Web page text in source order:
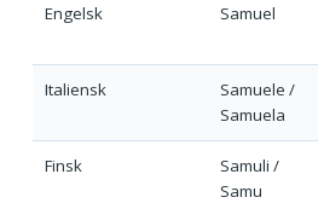
Engelsk Samuel
Italiensk
Samuele /
Samuela
Finsk
Samuli /
Samu